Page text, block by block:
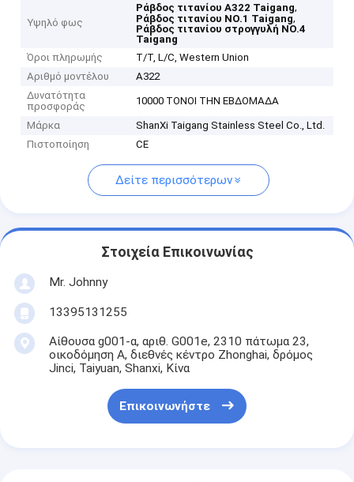
Υψηλό φως
Ράβδος τιτανίου A322 Taigang,
Ράβδος τιτανίου NO.1 Taigang,
Ράβδος τιτανίου στρογγυλή NO.4
Taigang
Όροι πληρωμής
T/T, L/C, Western Union
Αριθμό μοντέλου
Α322
Δυνατότητα
προσφοράς
10000 ΤΟΝΟΙ ΤΗΝ ΕΒΔΟΜΑΔΑ
Μάρκα
ShanXi Taigang Stainless Steel Co., Ltd.
Πιστοποίηση
CE
Δείτε περισσότερων
Στοιχεία Επικοινωνίας
Mr. Johnny
13395131255
Αίθουσα g001-α, αριθ. G001e, 2310 πάτωμα 23,
οικοδόμηση Α, διεθνές κέντρο Zhonghai, δρόμος
Jinci, Taiyuan, Shanxi, Κίνα
Επικοινωνήστε